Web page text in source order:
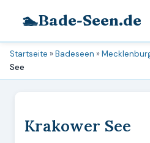
🏊Bade-Seen.de
Startseite »Badeseen »
See
Krakower See